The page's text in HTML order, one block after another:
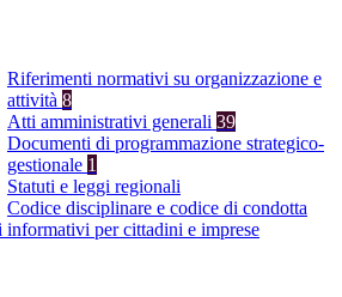
Riferimenti normativi su organizzazione e
attività 8
Atti amministrativi generali 39
Documenti di programmazione strategico-
gestionale 1
Statuti e leggi regionali
Codice disciplinare e codice di condotta
informativi per cittadini e imprese